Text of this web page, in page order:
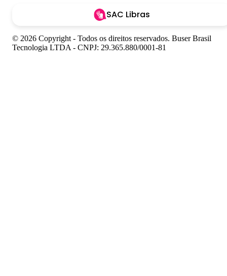
SAC Libras
© 2026 Copyright - Todos os direitos reservados. Buser Brasil
Tecnologia LTDA - CNPJ: 29.365.880/0001-81